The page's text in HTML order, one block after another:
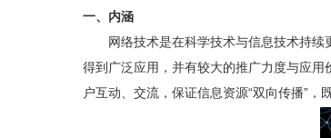
一、内涵
网络技术是在科学技术与信息技术持续更
得到广泛应用，并有较大的推广力度与应
户互动、交流，保证信息资源“双向传播”